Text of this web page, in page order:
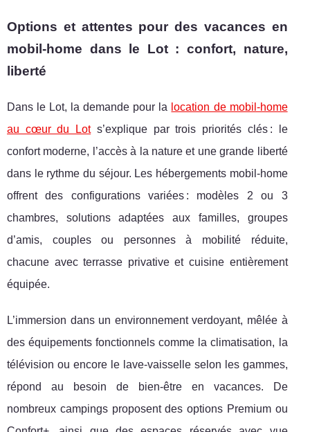
Options et attentes pour des vacances en
mobil-home dans le Lot : confort, nature,
liberté
Dans le Lot, la demande pour la location de mobil-home
au cœur du Lots’explique par trois priorités clés : le
confort moderne, l’accèsà la nature et une grande liberté
dans le rythme du séjour. Les hébergements mobil-home
offrent des configurations variées : modèles 2 ou 3
chambres, solutions adaptées aux familles, groupes
d’amis, couples ou personnes à mobilité réduite,
chacune avec terrasse privative et cuisine entièrement
équipée.
L’immersion dans un environnement verdoyant, mêlée à
des équipements fonctionnels comme la climatisation, la
télévision ou encore le lave-vaisselle selon les gammes,
répond au besoin de bien-être en vacances. De
nombreux campings proposent des options Premium ou